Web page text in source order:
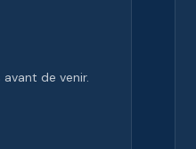
de venir.